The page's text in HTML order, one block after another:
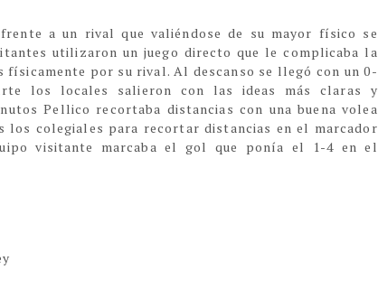
a un rival que valiéndose de su mayor físico se
utilizaron un juego directo que le complicaba la
por su rival. Al descanso se llegó con un 0-
los locales salieron con las ideas más claras y
Pellico recortaba distancias con una buena volea
los colegiales para recortar distancias en el marcador
visitante marcaba el gol que ponía el 1-4 en el